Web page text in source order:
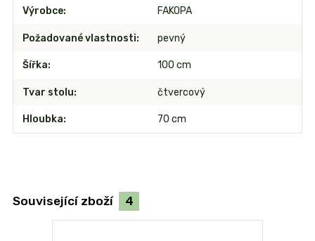
Výrobce FAKOPA
Požadované vlastnosti pevný
Šířka 100 cm
Tvar stolu čtvercový
Hloubka 70 cm
Související zboží 4